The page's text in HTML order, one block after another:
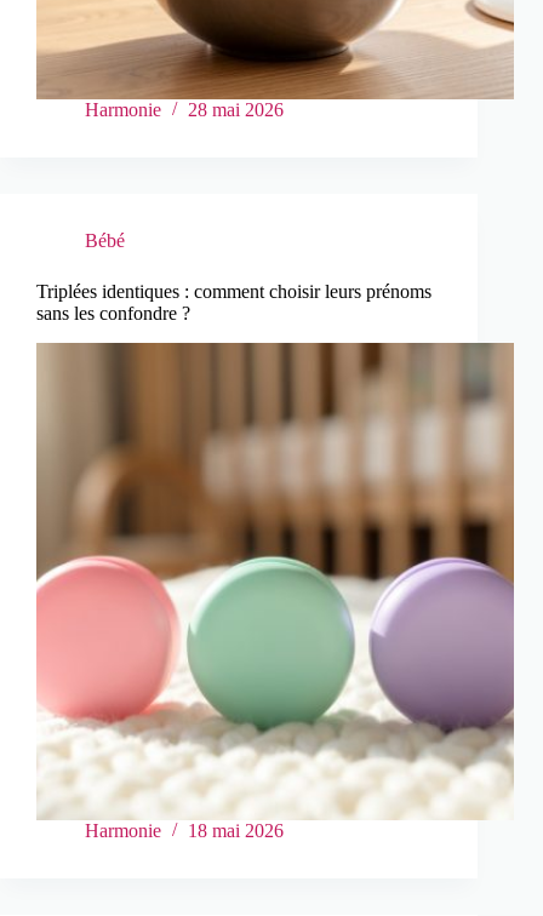
Harmonie 28 mai 2026
Bébé
Triplées identiques : comment choisir leurs prénoms
sans les confondre ?
Harmonie 18 mai 2026